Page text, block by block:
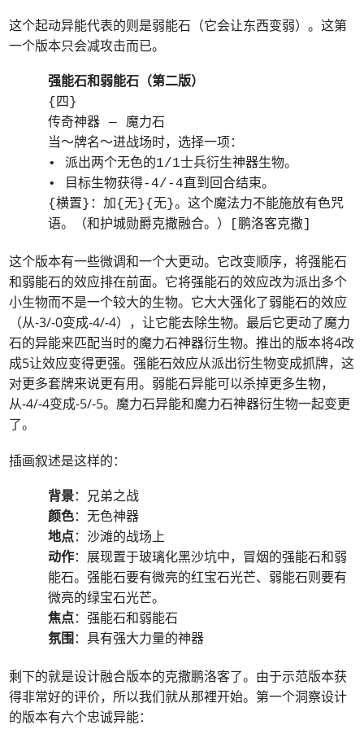
这个起动异能代表的则是弱能石（它会让东西变弱）。这第
一个版本只会减攻击而已。
强能石和弱能石（第二版）
{四}
传奇神器 — 魔力石
当～牌名～进战场时，选择一项：
• 派出两个无色的1/1士兵衍生神器生物。
• 目标生物获得-4/-4直到回合结束。
{横置}：加{无}{无}。这个魔法力不能施放有色咒
语。（和护城勋爵克撒融合。）[鹏洛客克撒]
这个版本有一些微调和一个大更动。它改变顺序，将强能石
和弱能石的效应排在前面。它将强能石的效应改为派出多个
小生物而不是一个较大的生物。它大大强化了弱能石的效应
（从-3/-0变成-4/-4），让它能去除生物。最后它更动了魔力
石的异能来匹配当时的魔力石神器衍生物。推出的版本将4改
成5让效应变得更强。强能石效应从派出衍生物变成抓牌，这
对更多套牌来说更有用。弱能石异能可以杀掉更多生物，
从-4/-4变成-5/-5。魔力石异能和魔力石神器衍生物一起变更
了。
插画叙述是这样的：
背景：兄弟之战
颜色：无色神器
地点：沙滩的战场上
动作：展现置于玻璃化黑沙坑中，冒烟的强能石和弱
能石。强能石要有微亮的红宝石光芒、弱能石则要有
微亮的绿宝石光芒。
焦点：强能石和弱能石
氛围 ：具有强大力量的神器
剩下的就是设计融合版本的克撒鹏洛客了。由于示范版本获
得非常好的评价，所以我们就从那裡开始。第一个洞察设计
的版本有六个忠诚异能：